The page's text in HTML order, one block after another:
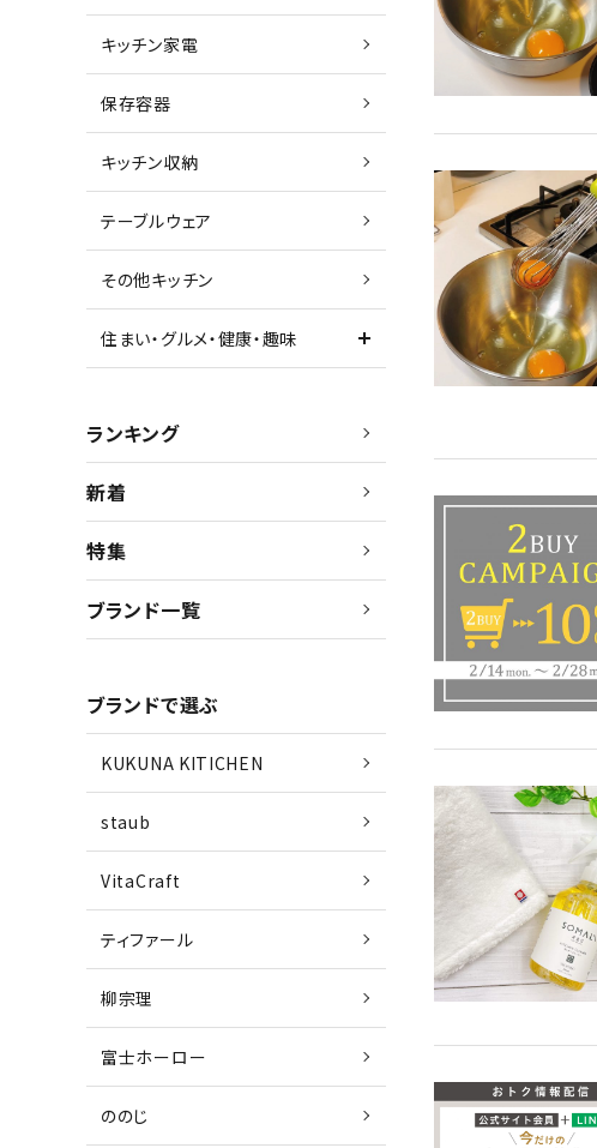
キッチン家電
保存容器
キッチン収納
テーブルウェア
その他キッチン
住まい・グルメ・健康・趣味
ランキング
新着
特集
ブランド一覧
ブランドで選ぶ
KUKUNA KITICHEN
staub
VitaCraft
ティファール
柳宗理
富士ホーロー
ののじ